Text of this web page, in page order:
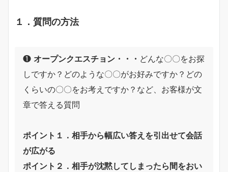
１．質問の方法
❶ オープンクエスチョン・・・ どんな〇〇をお探
しですか？どのような〇〇がお好みですか？どの
くらいの〇〇をお考えですか？など、お客様が文
章で答える質問
ポイント１．相手から幅広い答えを引出せて会話
が広がる
ポイント２．相手が沈黙してしまったら間をおい